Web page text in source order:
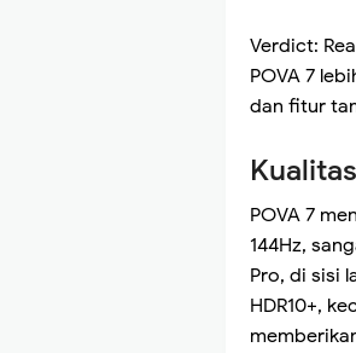
Verdict:
POVA 7
dan fitur
POVA 7
144Hz,
Pro, di sisi
HDR10+,